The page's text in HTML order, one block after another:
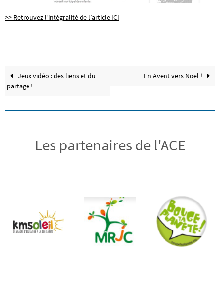
>> Retrouvez l’intégralité de l’article ICI
Jeux vidéo : des liens et du
partage !
En Avent vers Noël !
Les partenaires de l'ACE